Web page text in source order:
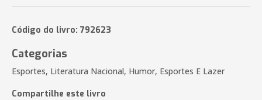
Código do livro: 792623
Categorias
Esportes, Literatura Nacional, Humor, Esportes E Lazer
Compartilhe este livro